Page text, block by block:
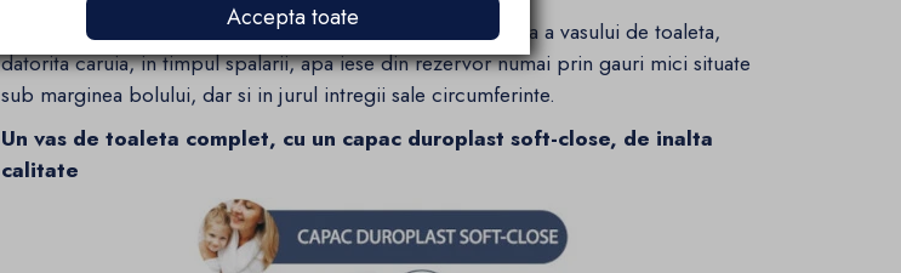
Sistemul de spalare cu picurare usoara, este o flansa inchisa a vasului de toaleta,
datorita caruia, in timpul spalarii, apa iese din rezervor numai prin gauri mici situate
sub marginea bolului, dar si in jurul intregii sale circumferinte.
Un vas de toaleta complet, cu un capac duroplast soft-close, de inalta
calitate
Accepta toate